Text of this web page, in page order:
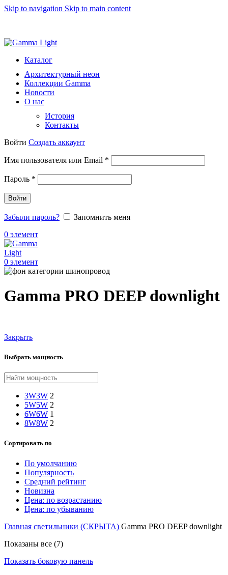
Skip to navigation Skip to main content
Каталог
Архитектурный неон
Коллекции Gamma
Новости
О нас
История
Контакты
Войти Создать аккаунт
Имя пользователя или Email *
Пароль *
Войти
Забыли пароль?
Запомнить меня
0 элемент
0 элемент
Gamma PRO DEEP downlight
Закрыть
Выбрать мощность
3W3W 2
5W5W 2
6W6W 1
8W8W 2
Сортировать по
По умолчанию
Популярность
Средний рейтинг
Новизна
Цена: по возрастанию
Цена: по убыванию
Главная светильники (СКРЫТА) Gamma PRO DEEP downlight
Показаны все (7)Сортировка:
рейтингу
Показать боковую панель